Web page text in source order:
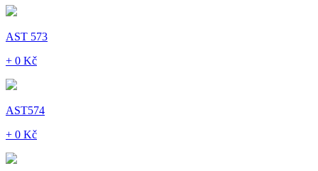
AST 573
+ 0 Kč
AST574
+ 0 Kč